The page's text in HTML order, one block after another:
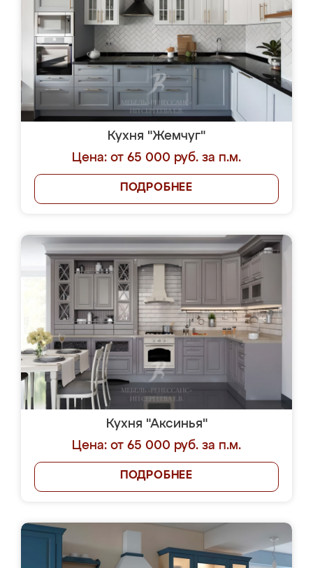
Кухня "Жемчуг"
Цена: от 65 000 руб. за п.м.
ПОДРОБНЕЕ
Кухня "Аксинья"
Цена: от 65 000 руб. за п.м.
ПОДРОБНЕЕ